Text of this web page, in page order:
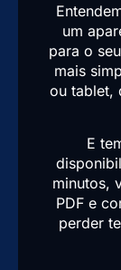
um
para o
mais
ou tablet,
E
minutos,
PDF e
perder